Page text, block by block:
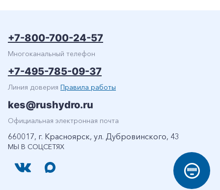
МЫ В СОЦСЕТЯХ
+7-800-700-24-57
Многоканальный телефон
+7-495-785-09-37
Линия доверия Правила работы
kes@rushydro.ru
Официальная электронная почта
660017, г. Красноярск, ул. Дубровинского, 43